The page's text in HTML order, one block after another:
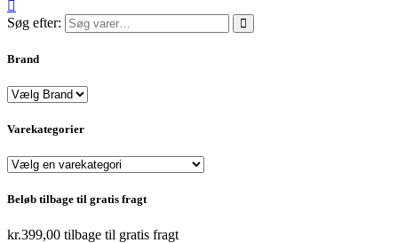
Søg efter:
Brand
Varekategorier
Beløb tilbage til gratis fragt
kr.399,00 tilbage til gratis fragt